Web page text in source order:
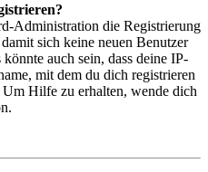
Administration die Registrierung
sich keine neuen Benutzer
auch sein, dass deine IP-
mit dem du dich registrieren
Hilfe zu erhalten, wende dich